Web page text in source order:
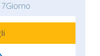
7Giorno